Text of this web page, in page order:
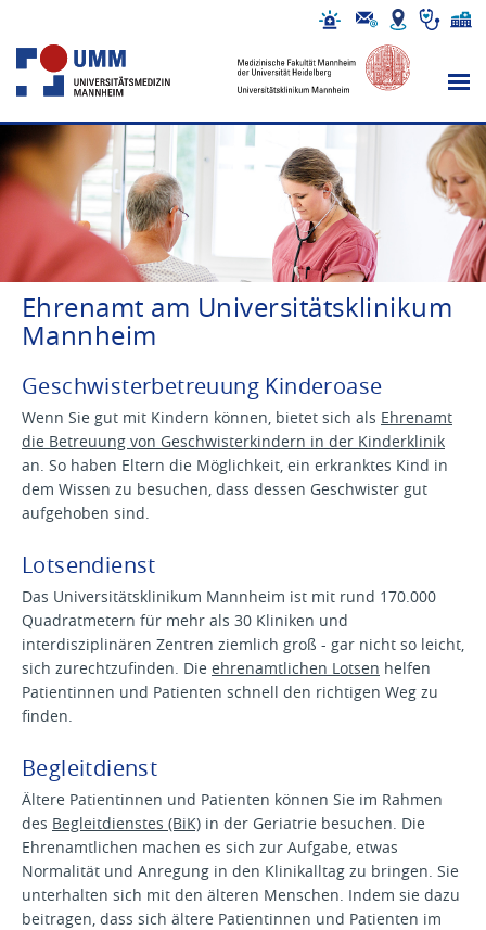
Ehrenamt am Universitätsklinikum
Mannheim
Geschwisterbetreuung Kinderoase
Wenn Sie gut mit Kindern können, bietet sich als Ehrenamt
die Betreuung von Geschwisterkindern in der Kinderklinik
an. So haben Eltern die Möglichkeit, ein erkranktes Kind in
dem Wissen zu besuchen, dass dessen Geschwister gut
aufgehoben sind.
Lotsendienst
Das Universitätsklinikum Mannheim ist mit rund 170.000
Quadratmetern für mehr als 30 Kliniken und
interdisziplinären Zentren ziemlich groß - gar nicht so leicht,
sich zurechtzufinden. Die ehrenamtlichen Lotsen helfen
Patientinnen und Patienten schnell den richtigen Weg zu
finden.
Begleitdienst
Ältere Patientinnen und Patienten können Sie im Rahmen
des Begleitdienstes (BiK) in der Geriatrie besuchen. Die
Ehrenamtlichen machen es sich zur Aufgabe, etwas
Normalität und Anregung in den Klinikalltag zu bringen. Sie
unterhalten sich mit den älteren Menschen. Indem sie dazu
beitragen, dass sich ältere Patientinnen und Patienten im